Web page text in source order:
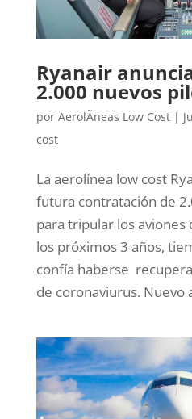
Ryanair
2.000 nuevos
por AerolÃ­neas Low Cost|
cost
La aerolínea low cost
futura contratación de
para tripular los
los próximos 3 años,
confía haberse
de coronaviurus. Nuevo